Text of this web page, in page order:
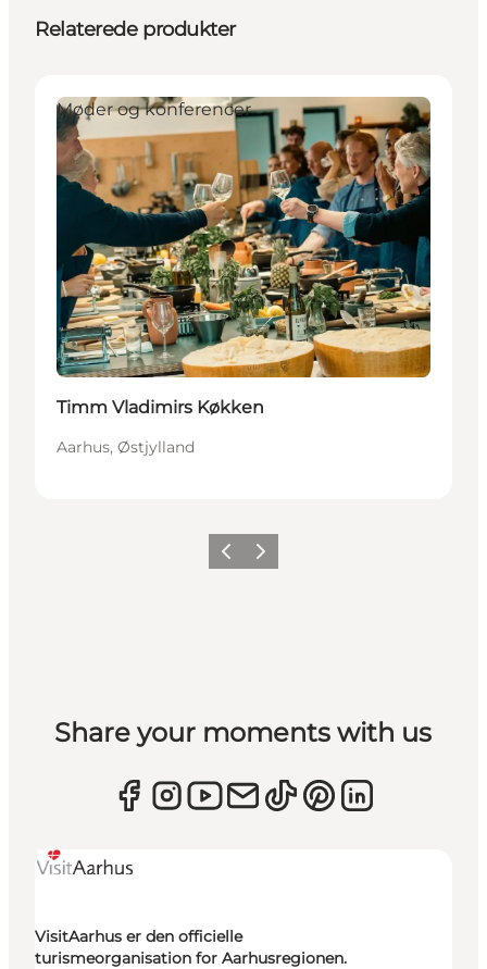
Relaterede produkter
Møder og konferencer
Timm Vladimirs Køkken
Aarhus, Østjylland
ForrigeNæste
Share your moments with us
VisitAarhus er den officielle
turismeorganisation for Aarhusregionen.